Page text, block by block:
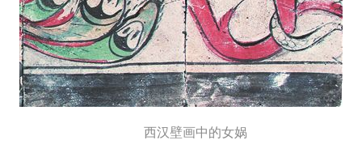
西汉壁画中的女娲